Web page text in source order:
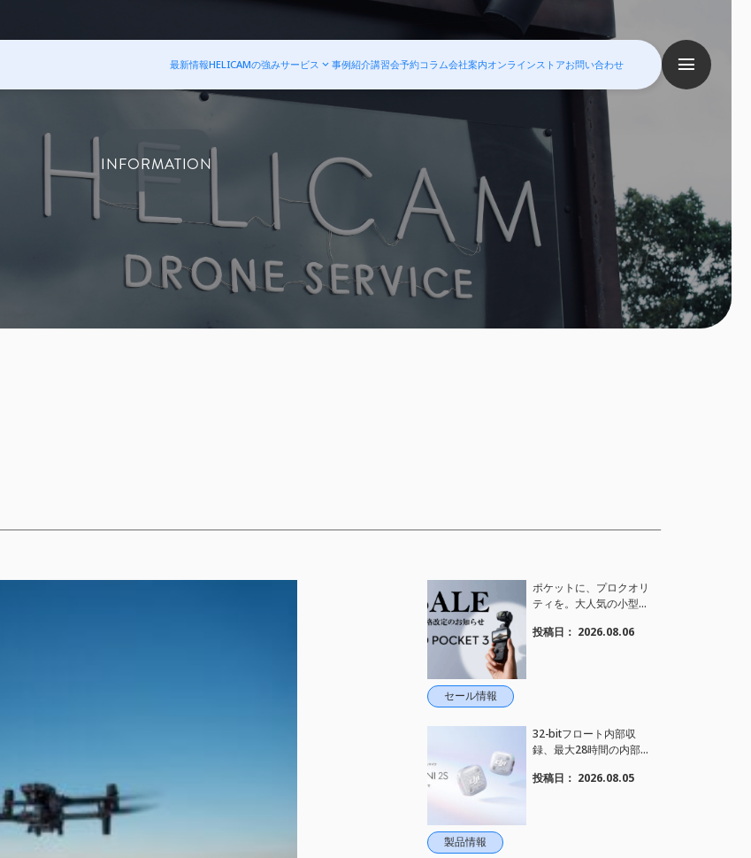
最新情報HELICAMの強みサービス 事例紹介講習会予約コラム会社案内オンラインストアお問い合わせ
INFORMATION
セール情報
ポケットに、プロクオリ
ティを。大人気の小型カ
定価がさらにお値下げさ
投稿日： 2026.08.06
製品情報
32-bitフロート内部収
録、最大28時間の内部録
応、2段階AIノイズキャ
投稿日： 2026.08.05